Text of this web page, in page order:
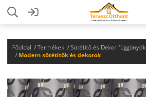
Főoldal Termékek
Sötétítő és Dekor függönyök
Modern sötétítők és dekorok